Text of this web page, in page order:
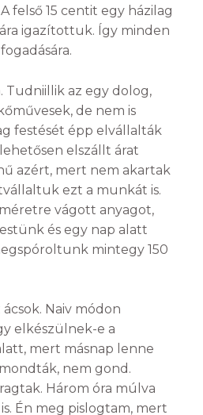
felső 15 centit egy házilag
igazítottuk. Így minden
Tudniillik az egy dolog,
de nem is
festését épp elvállalták
elszállt árat
azért, mert nem akartak
ezt a munkát is.
vágott anyagot,
és egy nap alatt
mintegy 150
Naiv módon
elkészülnek-e a
mert másnap lenne
nem gond.
Három óra múlva
Én meg pislogtam, mert